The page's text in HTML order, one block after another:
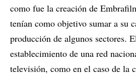
como fue la creación de
tenían como objetivo sumar a su
producción de algunos sectores.
establecimiento de una red
televisión, como en el caso de la